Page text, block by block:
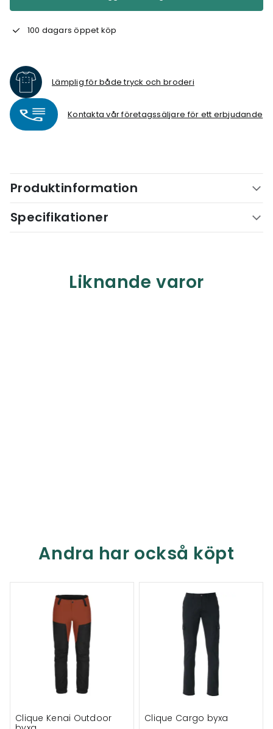
100 dagars öppet köp
Lämplig för både tryck och broderi
Kontakta vår företagssäljare för ett erbjudande
Produktinformation
Specifikationer
Liknande varor
Andra har också köpt
Clique Kenai Outdoor
Clique Cargo byxa